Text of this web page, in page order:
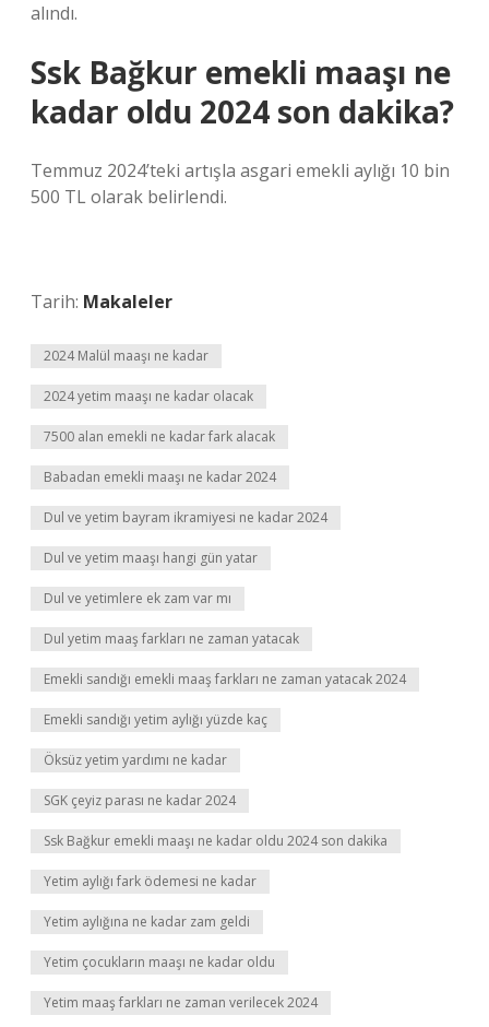
alındı.
Ssk Bağkur emekli maaşı ne
kadar oldu 2024 son dakika?
Temmuz 2024’teki artışla asgari emekli aylığı 10 bin
500 TL olarak belirlendi.
Tarih: Makaleler
2024 Malül maaşı ne kadar
2024 yetim maaşı ne kadar olacak
7500 alan emekli ne kadar fark alacak
Babadan emekli maaşı ne kadar 2024
Dul ve yetim bayram ikramiyesi ne kadar 2024
Dul ve yetim maaşı hangi gün yatar
Dul ve yetimlere ek zam var mı
Dul yetim maaş farkları ne zaman yatacak
Emekli sandığı emekli maaş farkları ne zaman yatacak 2024
Emekli sandığı yetim aylığı yüzde kaç
Öksüz yetim yardımı ne kadar
SGK çeyiz parası ne kadar 2024
Ssk Bağkur emekli maaşı ne kadar oldu 2024 son dakika
Yetim aylığı fark ödemesi ne kadar
Yetim aylığına ne kadar zam geldi
Yetim çocukların maaşı ne kadar oldu
Yetim maaş farkları ne zaman verilecek 2024